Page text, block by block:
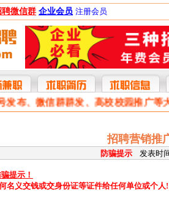
微信群 企业会员 注册会员
发布、微信群群发、高校校园推广
招聘营销推
防骗提示 发表时
提示！
名义交钱或交身份证等证件给任何单位或个人!